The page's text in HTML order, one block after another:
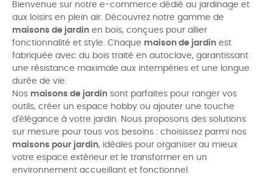
Bienvenue sur notre e-commerce dédié au jardinage et
aux loisirs en plein air. Découvrez notre gamme de
maisons de jardin en bois, conçues pour allier
fonctionnalité et style. Chaque maison de jardin est
fabriquée avec du bois traité en autoclave, garantissant
une résistance maximale aux intempéries et une longue
durée de vie.
Nos maisons de jardin sont parfaites pour ranger vos
outils, créer un espace hobby ou ajouter une touche
d'élégance à votre jardin. Nous proposons des solutions
sur mesure pour tous vos besoins : choisissez parmi nos
maisons pour jardin, idéales pour organiser au mieux
votre espace extérieur et le transformer en un
environnement accueillant et fonctionnel.